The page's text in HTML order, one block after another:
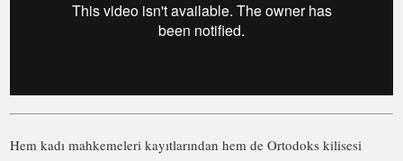
Hem kadı mahkemeleri kayıtlarından hem de Ortodoks kilisesi